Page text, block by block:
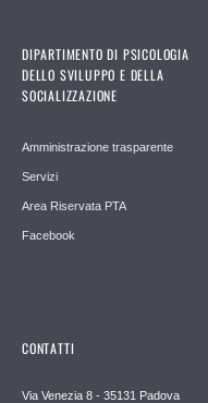
DIPARTIMENTO DI PSICOLOGIA
DELLO SVILUPPO E DELLA
SOCIALIZZAZIONE
Amministrazione trasparente
Servizi
Area Riservata PTA
Facebook
CONTATTI
Via Venezia 8 - 35131 Padova